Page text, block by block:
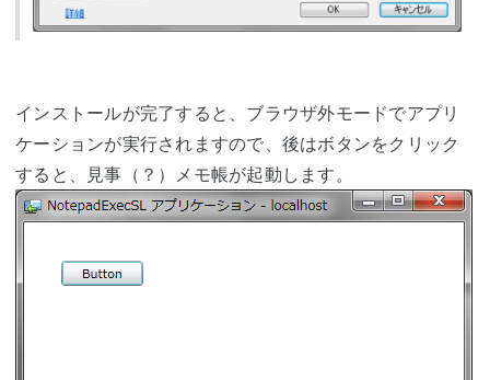
インストールが完了すると、ブラウザ外モードでアプリ
ケーションが実行されますので、後はボタンをクリック
すると、見事（？）メモ帳が起動します。